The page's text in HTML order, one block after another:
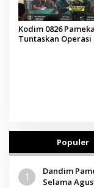
Kodim 0826
Tuntaskan
Populer
1
Dandim
Selama